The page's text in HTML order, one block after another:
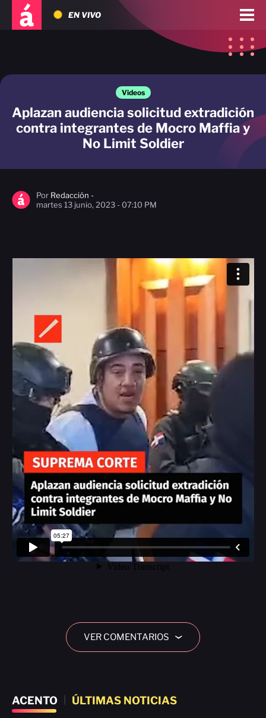
EN VIVO
Videos
Aplazan audiencia solicitud extradición
contra integrantes de Mocro Maffia y
No Limit Soldier
Por Redacción -
martes 13 junio, 2023 - 07:10 PM
VER COMENTARIOS ›
ACENTO ÚLTIMAS NOTICIAS